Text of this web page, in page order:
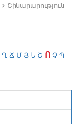
Շինարարություն
Ղ Ճ Մ Յ Ն Շ Ո Չ Պ